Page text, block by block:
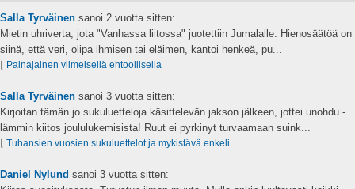
Salla Tyrväinen sanoi 2 vuotta sitten:
Mietin uhriverta, jota "Vanhassa liitossa" juotettiin Jumalalle. Hienosäätöä on
siinä, että veri, olipa ihmisen tai eläimen, kantoi henkeä, pu...
Painajainen viimeisellä ehtoollisella
Salla Tyrväinen sanoi 3 vuotta sitten:
Kirjoitan tämän jo sukuluetteloja käsittelevän jakson jälkeen, jottei unohdu -
lämmin kiitos joululukemisista! Ruut ei pyrkinyt turvaamaan suink...
Tuhansien vuosien sukuluettelot ja mykistävä enkeli
Daniel Nylund sanoi 3 vuotta sitten: